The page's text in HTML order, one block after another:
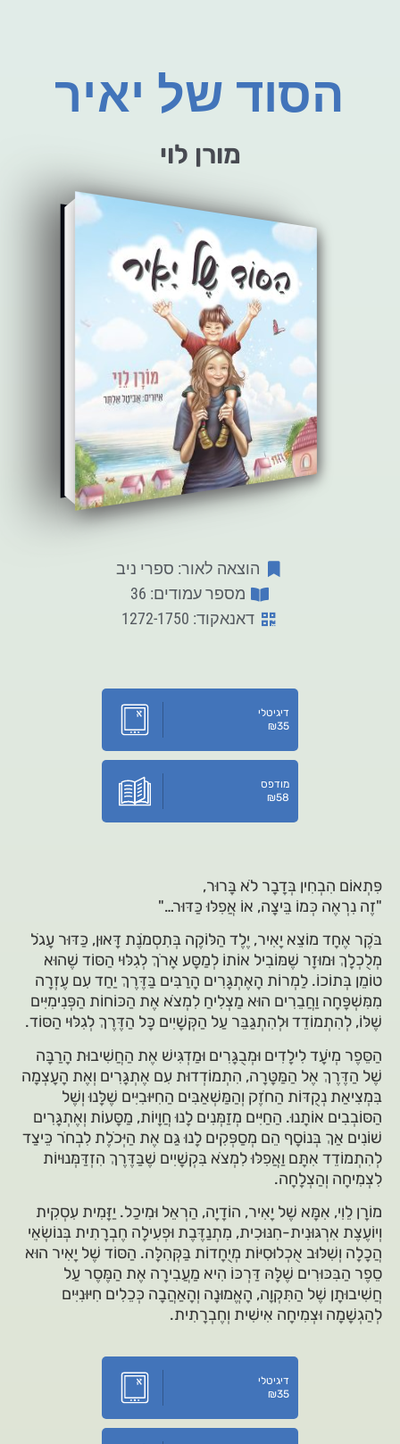
הסוד של יאיר
מורן לוי
הוצאה לאור: ספרי ניב
מספר עמודים: 36
דאנאקוד: 1272-1750
דיגיטלי
₪35
מודפס
₪58
פִּתְאוֹם הִבְחִין בְּדָבָר לֹא בָּרוּר,
"זֶה נִרְאֶה כְּמוֹ בֵּיצָה, אוֹ אֲפִלּוּ כַּדּוּר…"
בֹּקֶר אֶחָד מוֹצֵא יָאִיר, יֶלֶד הַלּוֹקֶה בְּתִסְמֹנֶת דָּאוּן, כַּדּוּר עָגֹל
מְלֻכְלָךְ וּמוּזָר שֶׁמּוֹבִיל אוֹתוֹ לְמַסָּע אָרֹךְ לְגִלּוּי הַסּוֹד שֶׁהוּא
טוֹמֵן בְּתוֹכוֹ. לַמְרוֹת הָאֶתְגָּרִים הָרַבִּים בַּדֶּרֶךְ יַחַד עִם עֶזְרָה
מִמִּשְׁפָּחָה וַחֲבֵרִים הוּא מַצְלִיחַ לִמְצֹא אֶת הַכּוֹחוֹת הַפְּנִימִיִּים
שֶׁלּוֹ, לְהִתְמוֹדֵד וּלְהִתְגַּבֵּר עַל הַקְּשָׁיִים כָּל הַדֶּרֶךְ לְגִלּוּי הַסּוֹד.
הַסֵּפֶר מְיֹעָד לִילָדִים וּמְבֻגָּרִים וּמַדְגִּישׁ אֶת הַחֲשִׁיבוּת הָרַבָּה
שֶׁל הַדֶּרֶךְ אֶל הַמַּטָּרָה, הִתְמוֹדְדוּת עִם אֶתְגָּרִים וְאֶת הָעָצְמָה
בִּמְצִיאַת נְקֻדּוֹת הַחֹזֶק וְהַמַּשְׁאַבִּים הַחִיּוּבִיִּים שֶׁלָּנוּ וְשֶׁל
הַסּוֹבְבִים אוֹתָנוּ. הַחַיִּים מְזַמְּנִים לָנוּ חֲוָיוֹת, מַסָּעוֹת וְאֶתְגָּרִים
שׁוֹנִים אַךְ בְּנוֹסָף הֵם מְסַפְּקִים לָנוּ גַּם אֶת הַיְּכֹלֶת לִבְחֹר כֵּיצַד
לְהִתְמוֹדֵד אִתָּם וַאֲפִלּוּ לִמְצֹא בִּקְשָׁיִים שֶׁבַּדֶּרֶךְ הִזְדַּמְּנוּיוֹת
לִצְמִיחָה וְהַצְלָחָה.
מוֹרָן לֵוִי, אִמָּא שֶׁל יָאִיר, הוֹדָיָה, הַרְאֵל וּמִיכַל. יַזָּמִית עִסְקִית
וְיוֹעֶצֶת אִרְגּוּנִית-חִנּוּכִית, מִתְנַדֶּבֶת וּפְעִילָה חֶבְרָתִית בְּנוֹשְׂאֵי
הֲכָלָה וְשִׁלּוּב אֻכְלוּסִיּוֹת מְיֻחָדוֹת בַּקְּהִלָּה. הַסּוֹד שֶׁל יָאִיר הוּא
סֵפֶר הַבִּכּוּרִים שֶׁלָּהּ דַּרְכּוֹ הִיא מַעֲבִירָה אֶת הַמֶּסֶר עַל
חֲשִׁיבוּתָן שֶׁל הַתִּקְוָה, הָאֱמוּנָה וְהָאַהֲבָה כְּכֵלִים חִיּוּנִיִּים
לְהַגְשָׁמָה וּצְמִיחָה אִישִׁית וְחֶבְרָתִית.
דיגיטלי
₪35